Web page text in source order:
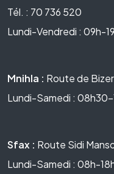
Tél. : 70 736 520
Lundi-Vendredi : 09h-
Mnihla : Route de
Lundi-Samedi :
Sfax : Route Sidi
Lundi-Samedi : 08h-